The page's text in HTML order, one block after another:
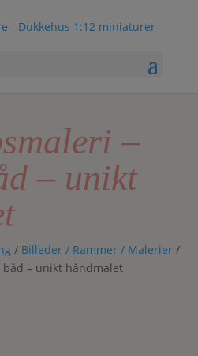
–
– unikt
/ Billeder / Rammer / Malerier /
båd – unikt håndmalet